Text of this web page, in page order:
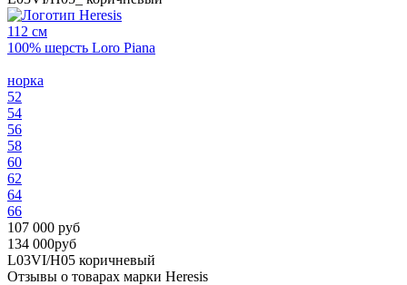
112 см
100% шерсть Loro Piana
норка
52
54
56
58
60
62
64
66
107 000 руб
134 000руб
L03VI/H05 коричневый
Отзывы о товарах марки Heresis